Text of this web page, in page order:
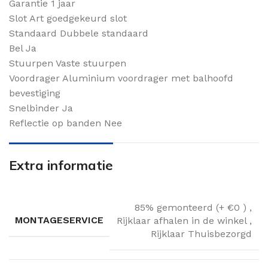
Garantie 1 jaar
Slot Art goedgekeurd slot
Standaard Dubbele standaard
Bel Ja
Stuurpen Vaste stuurpen
Voordrager Aluminium voordrager met balhoofd
bevestiging
Snelbinder Ja
Reflectie op banden Nee
Extra informatie
MONTAGESERVICE
85% gemonteerd (+ €0 ) ,
Rijklaar afhalen in de winkel ,
Rijklaar Thuisbezorgd